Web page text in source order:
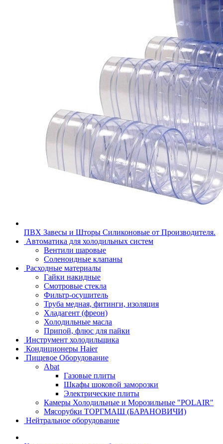
ПВХ Завесы и Шторы Силиконовые от Производителя.
Автоматика для холодильных систем
Вентили шаровые
Соленоидные клапаны
Расходные материалы
Гайки накидные
Смотровые стекла
Фильтр-осушитель
Труба медная, фитинги, изоляция
Хладагент (фреон)
Холодильные масла
Припой, флюс для пайки
Инструмент холодильщика
Кондиционеры Haier
Пищевое Оборудование
Abat
Газовые плиты
Шкафы шоковой заморозки
Электрические плиты
Камеры Холодильные и Морозильные "POLAIR"
Мясорубки ТОРГМАШ (БАРАНОВИЧИ)
Нейтральное оборудование